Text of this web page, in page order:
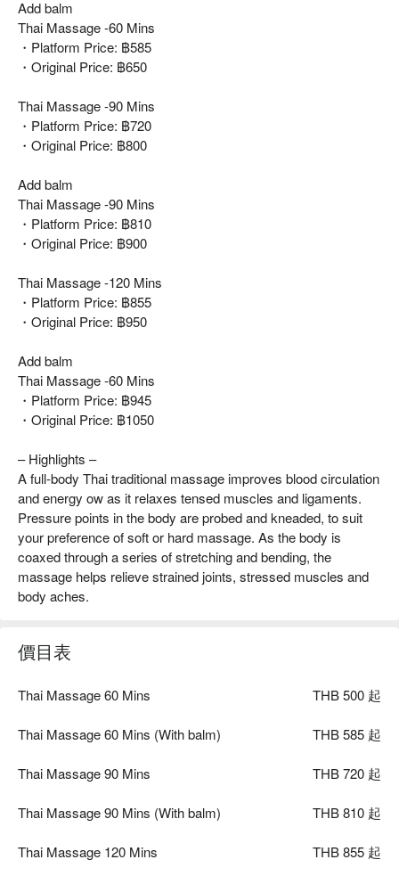
Add balm
Thai Massage -60 Mins
・Platform Price: ฿585
・Original Price: ฿650
Thai Massage -90 Mins
・Platform Price: ฿720
・Original Price: ฿800
Add balm
Thai Massage -90 Mins
・Platform Price: ฿810
・Original Price: ฿900
Thai Massage -120 Mins
・Platform Price: ฿855
・Original Price: ฿950
Add balm
Thai Massage -60 Mins
・Platform Price: ฿945
・Original Price: ฿1050
– Highlights –
A full-body Thai traditional massage improves blood circulation
and energy ow as it relaxes tensed muscles and ligaments.
Pressure points in the body are probed and kneaded, to suit
your preference of soft or hard massage. As the body is
coaxed through a series of stretching and bending, the
massage helps relieve strained joints, stressed muscles and
body aches.
價目表
Thai Massage 60 Mins THB 500 起
Thai Massage 60 Mins (With balm) THB 585 起
Thai Massage 90 Mins THB 720 起
Thai Massage 90 Mins (With balm) THB 810 起
Thai Massage 120 Mins THB 855 起